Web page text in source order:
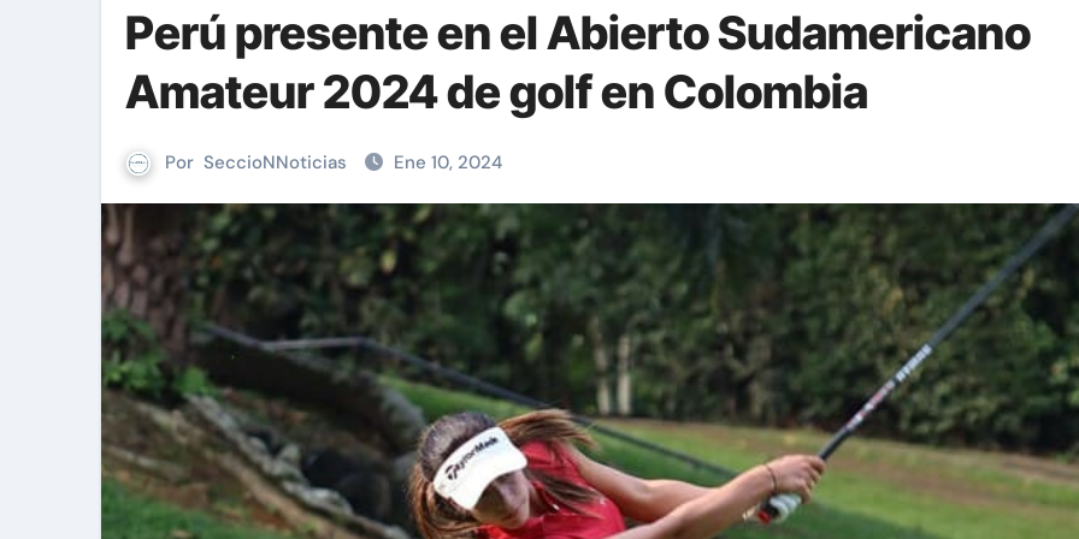
Perú presente en el Abierto Sudamericano
Amateur 2024 de golf en Colombia
Por SeccioNNoticias Ene 10, 2024